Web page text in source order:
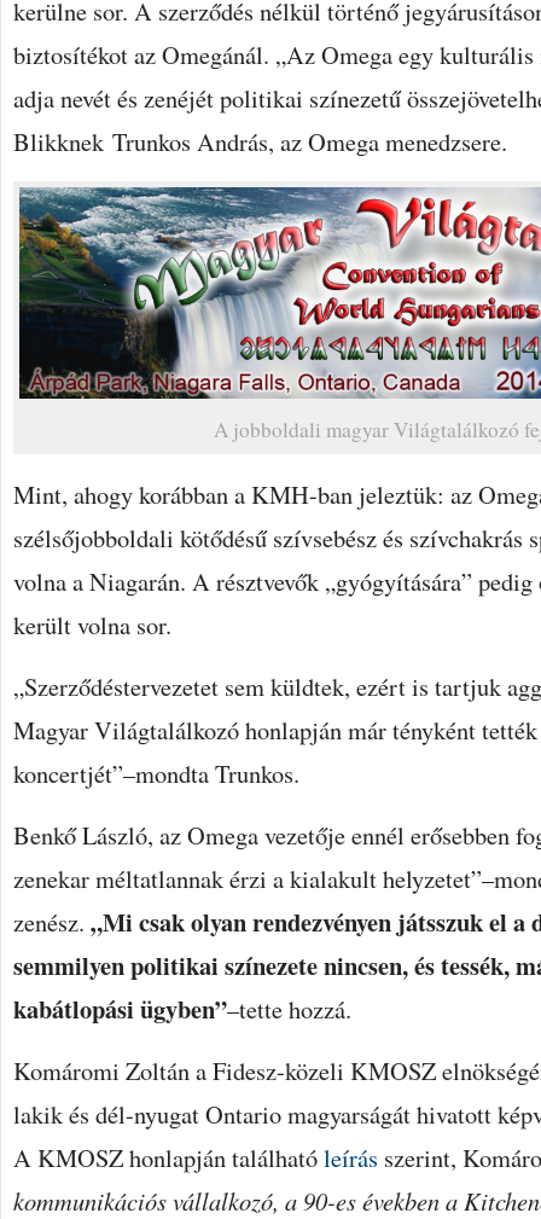
kerülne sor. A szerződés nélkül történő
biztosítékot az Omegánál. „Az Omega egy
adja nevét és zenéjét politikai színezetű
Blikknek Trunkos András, az Omega menedzsere.
A jobboldali magyar Világtalálkozó
Mint, ahogy korábban a KMH-ban jeleztük: az
szélsőjobboldali kötődésű szívsebész és szívchakrás
volna a Niagarán. A résztvevők „gyógyítására” pedig
került volna sor.
„Szerződéstervezetet sem küldtek, ezért is tartjuk
Magyar Világtalálkozó honlapján már tényként tették
koncertjét”–mondta Trunkos.
Benkő László, az Omega vezetője ennél erősebben
zenekar méltatlannak érzi a kialakult
zenész. „Mi csak olyan rendezvényen játsszuk el
semmilyen politikai színezete nincsen, és tessék,
kabátlopási ügyben”–tette hozzá.
Komáromi Zoltán a Fidesz-közeli KMOSZ
lakik és dél-nyugat Ontario magyarságát hivatott
A KMOSZ honlapján találhatóleírás szerint,
kommunikációs vállalkozó, a 90-es években a